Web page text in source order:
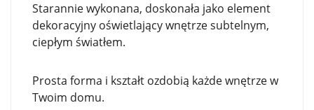
Starannie wykonana, doskonała jako element
dekoracyjny oświetlający wnętrze subtelnym,
ciepłym światłem.
Prosta forma i kształt ozdobią każde wnętrze w
Twoim domu.